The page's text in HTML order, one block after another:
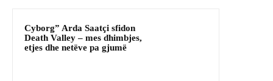
Cyborg” Arda Saatçi sfidon
Death Valley – mes dhimbjes,
etjes dhe netëve pa gjumë